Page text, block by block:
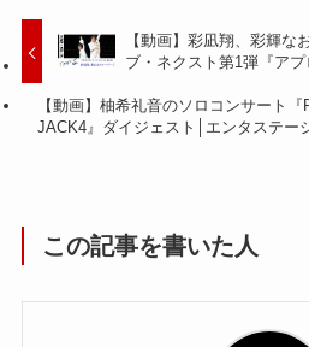
【動画】彩凪翔、彩輝な
ブ・ネクスト第1弾『ア
【動画】柚希礼音のソロコンサート『
JACK4』ダイジェスト│エンタステー
この記事を書いた人